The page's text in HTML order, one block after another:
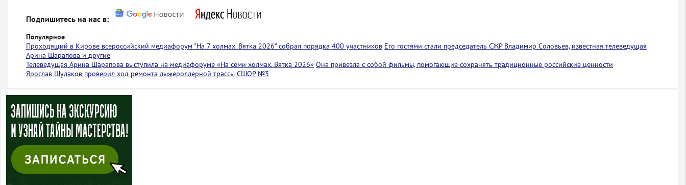
Подпишитесь на нас в:
Популярное
Проходящий в Кирове всероссийский медиафорум "На 7 холмах. Вятка 2026" собрал порядка 400 участников Его гостями стали председатель СЖР Владимир Соловьев, известная телеведущая
Арина Шарапова и другие
Телеведущая Арина Шарапова выступила на медиафоруме «На семи холмах. Вятка 2026» Она привезла с собой фильмы, помогающие сохранять традиционные российские ценности
Ярослав Шулаков проверил ход ремонта лыжероллерной трассы СШОР №3